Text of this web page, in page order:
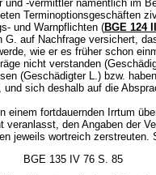
und -vermittler namentlich im
Terminoptionsgeschäften
und Warnpflichten (BGE 124
G. auf Nachfrage versichert,
wie er es früher schon
nicht verstanden
(Geschädigter L.) bzw.
sich deshalb auf die
einem fortdauernden Irrtum
veranlasst, den Angaben der
jeweils wortreich zerstreuten.
BGE 135 IV 76 S. 85